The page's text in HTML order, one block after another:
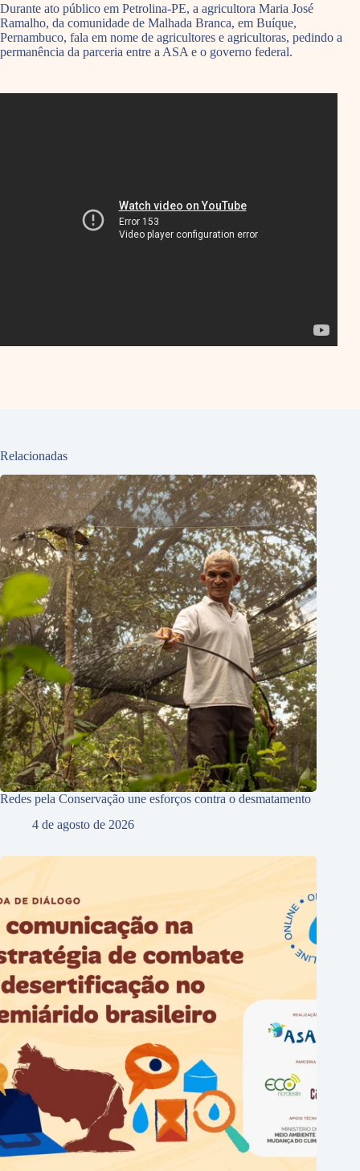
Durante ato público em Petrolina-PE, a agricultora Maria José
Ramalho, da comunidade de Malhada Branca, em Buíque,
Pernambuco, fala em nome de agricultores e agricultoras, pedindo a
permanência da parceria entre a ASA e o governo federal.
Relacionadas
Redes pela Conservação une esforços contra o desmatamento
4 de agosto de 2026